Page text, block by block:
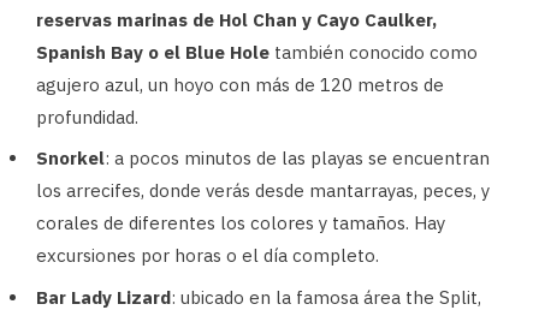
reservas marinas de Hol Chan y Cayo Caulker,
Spanish Bay o el Blue Hole también conocido como
agujero azul, un hoyo con más de 120 metros de
profundidad.
Snorkel: a pocos minutos de las playas se encuentran
los arrecifes, donde verás desde mantarrayas, peces, y
corales de diferentes los colores y tamaños. Hay
excursiones por horas o el día completo.
Bar Lady Lizard: ubicado en la famosa área the Split,